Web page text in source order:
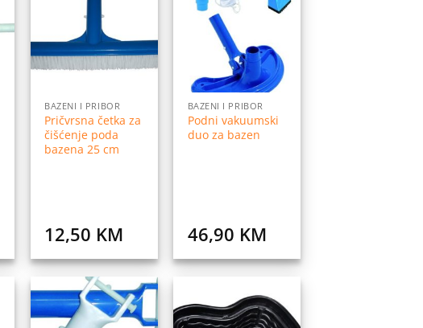
želja
BAZENI I PRIBOR
Pričvrsna četka za
čišćenje poda
bazena 25 cm
12,50 KM
Dodaj
želja
BAZENI I PRIBOR
Podni vakuumski
duo za bazen
46,90 KM
Dodaj
Dodaj